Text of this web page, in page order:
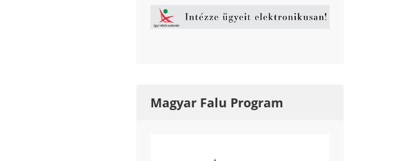
Magyar Falu Program